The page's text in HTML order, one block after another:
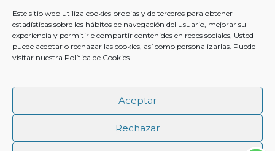
Este sitio web utiliza cookies propias y de terceros para obtener
estadísticas sobre los hábitos de navegación del usuario, mejorar su
experiencia y permitirle compartir contenidos en redes sociales, Usted
puede aceptar o rechazar las cookies, así como personalizarlas. Puede
visitar nuestra Política de Cookies
Aceptar
Rechazar
Contacto
+ 34 633 954 567
info@quedadasmalaga.es